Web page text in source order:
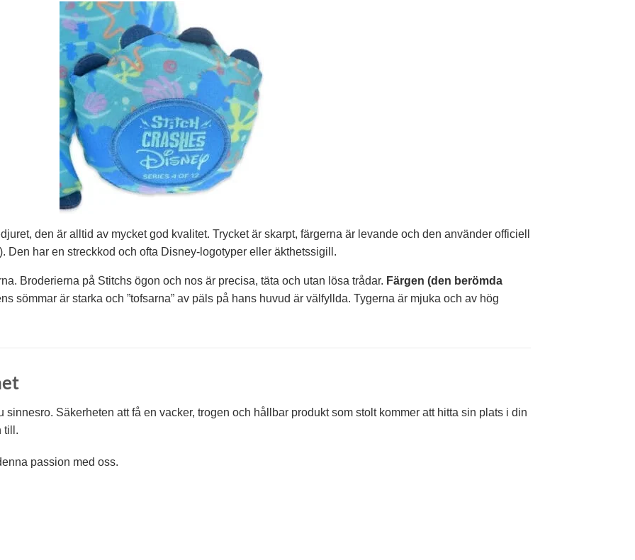
den är alltid av mycket god kvalitet. Trycket är skarpt, färgerna är levande och den använder officiell
Den har en streckkod och ofta Disney-logotyper eller äkthetssigill.
Broderierna på Stitchs ögon och nos är precisa, täta och utan lösa trådar. Färgen (den berömda
sömmar är starka och ”tofsarna” av päls på hans huvud är välfyllda. Tygerna är mjuka och av hög
Säkerheten att få en vacker, trogen och hållbar produkt som stolt kommer att hitta sin plats i din
till.
passion med oss.